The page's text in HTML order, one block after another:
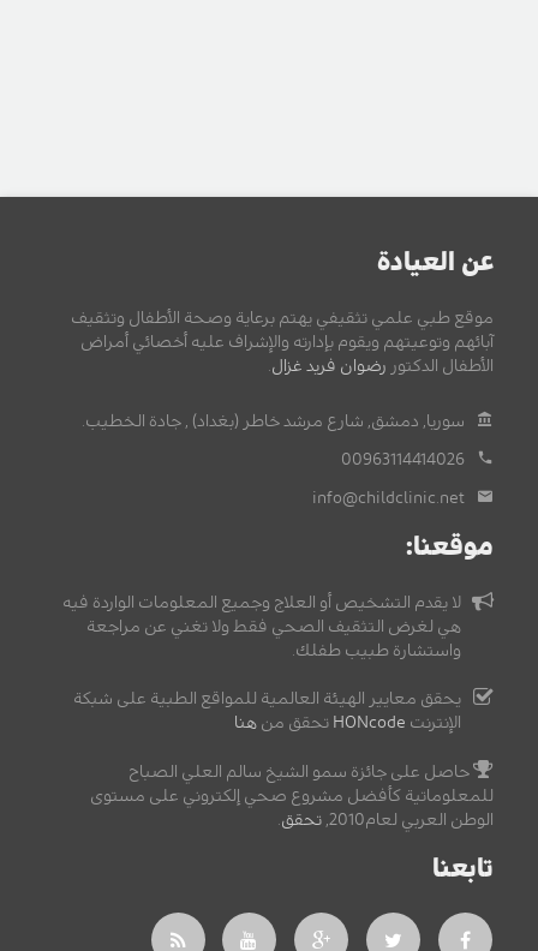
عن العيادة
موقع طبي علمي تثقيفي يهتم برعاية وصحة الأطفال وتثقيف
آبائهم وتوعيتهم ويقوم بإدارته والإشراف عليه أخصائي أمراض
الأطفال الدكتور رضوان فريد غزال.
سوريا, دمشق, شارع مرشد خاطر (بغداد) , جادة الخطيب.
00963114414026
info@childclinic.net
موقعنا:
لا يقدم التشخيص أو العلاج وجميع المعلومات الواردة فيه
هي لغرض التثقيف الصحي فقط ولا تغني عن مراجعة
واستشارة طبيب طفلك.
يحقق معايير الهيئة العالمية للمواقع الطبية على شبكة
الإنترنت HONcode تحقق من هنا
حاصل على جائزة سمو الشيخ سالم العلي الصباح
للمعلوماتية كأفضل مشروع صحي إلكتروني على مستوى
الوطن العربي لعام2010,
تحقق.
تابعنا